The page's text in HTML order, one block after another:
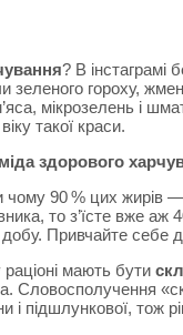
? В інстаграмі
зеленого гороху,
мікрозелень і
такої краси.
здорового
чому 90 % цих жирів —
то з’їсте вже аж
Привчайте себе
мають бути
Словосполучення
підшлункової, тож